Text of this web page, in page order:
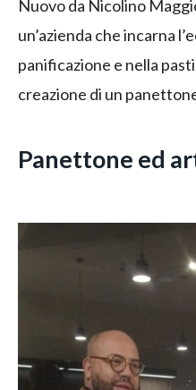
Nuovo da Nicolino
un’azienda che incarna
panificazione e nella
creazione di un
Panettone ed